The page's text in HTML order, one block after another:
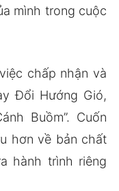
mình trong cuộc
chấp nhận và
Đổi Hướng Gió,
Buồm”. Cuốn
hơn về bản chất
hành trình riêng